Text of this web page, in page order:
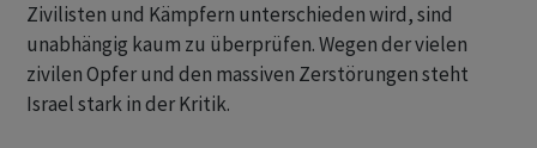
Zivilisten und Kämpfern unterschieden wird, sind
unabhängig kaum zu überprüfen. Wegen der vielen
zivilen Opfer und den massiven Zerstörungen steht
Israel stark in der Kritik.